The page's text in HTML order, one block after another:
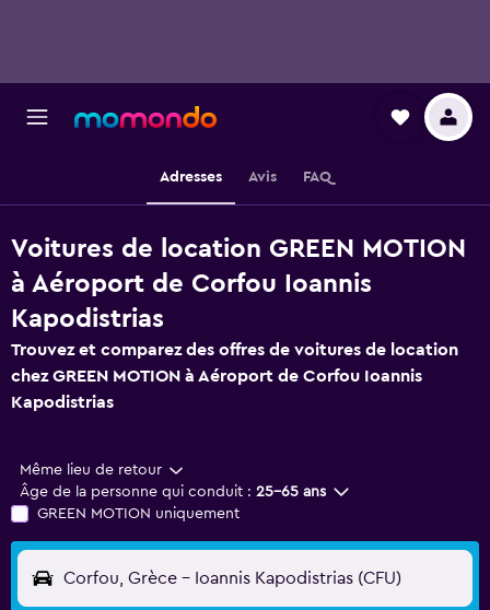
Adresses Avis FAQ
Voitures de location GREEN MOTION
à Aéroport de Corfou Ioannis
Kapodistrias
Trouvez et comparez des offres de voitures de location
chez GREEN MOTION à Aéroport de Corfou Ioannis
Kapodistrias
Même lieu de retour
Âge de la personne qui conduit : 25-65 ans
GREEN MOTION uniquement
Corfou, Grèce - Ioannis Kapodistrias (CFU)